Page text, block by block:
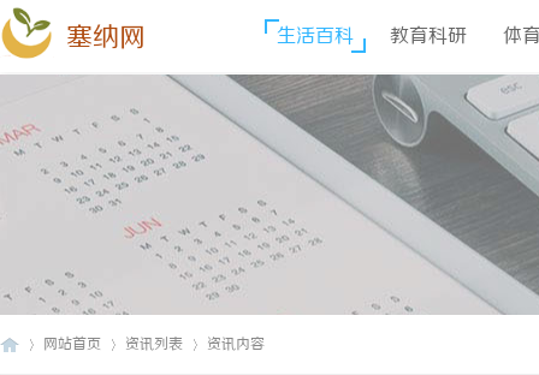
塞纳网 生活百科 教育科研 体
网站首页 资讯列表 资讯内容